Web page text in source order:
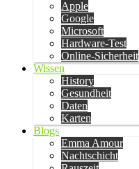
Apple
Google
Microsoft
Hardware-Test
Online-Sicherheit
Wissen
History
Gesundheit
Daten
Karten
Blogs
Emma Amour
Nachtschicht